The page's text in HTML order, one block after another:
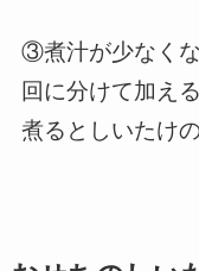
③煮汁が少なく
回に分けて加え
煮るとしいたけ